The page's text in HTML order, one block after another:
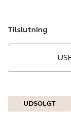
Tilslutning
UDSOLGT